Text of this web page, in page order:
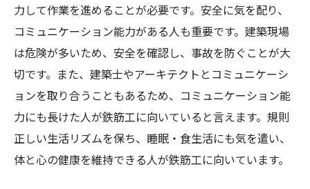
力して作業を進めることが必要です。安全に気を配り、
コミュニケーション能力がある人も重要です。建築現場
は危険が多いため、安全を確認し、事故を防ぐことが大
切です。また、建築士やアーキテクトとコミュニケーシ
ョンを取り合うこともあるため、コミュニケーション能
力にも長けた人が鉄筋工に向いていると言えます。規則
正しい生活リズムを保ち、睡眠・食生活にも気を遣い、
体と心の健康を維持できる人が鉄筋工に向いています。